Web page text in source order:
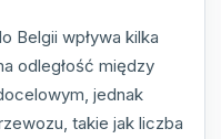
Belgii wpływa kilka
odległość między
jednak
takie jak liczba